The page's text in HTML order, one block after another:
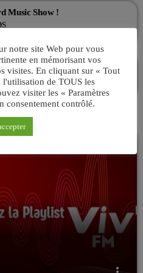
Music Show !
notre site Web pour vous
en mémorisant vos
visites. En cliquant sur « Tout
l'utilisation de TOUS les
visiter les « Paramètres
consentement contrôlé.